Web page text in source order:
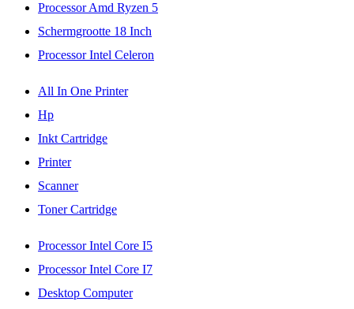
Processor Amd Ryzen 5
Schermgrootte 18 Inch
Processor Intel Celeron
All In One Printer
Hp
Inkt Cartridge
Printer
Scanner
Toner Cartridge
Processor Intel Core I5
Processor Intel Core I7
Desktop Computer